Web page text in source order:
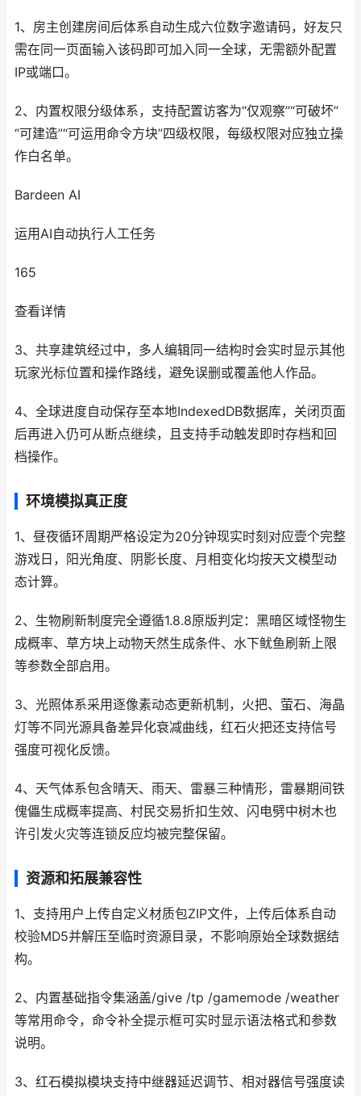
1、房主创建房间后体系自动生成六位数字邀请码，好友只
需在同一页面输入该码即可加入同一全球，无需额外配置
IP或端口。
2、内置权限分级体系，支持配置访客为“仅观察”“可破坏”
“可建造”“可运用命令方块”四级权限，每级权限对应独立操
作白名单。
Bardeen AI
运用AI自动执行人工任务
165
查看详情
3、共享建筑经过中，多人编辑同一结构时会实时显示其他
玩家光标位置和操作路线，避免误删或覆盖他人作品。
4、全球进度自动保存至本地IndexedDB数据库，关闭页面
后再进入仍可从断点继续，且支持手动触发即时存档和回
档操作。
环境模拟真正度
1、昼夜循环周期严格设定为20分钟现实时刻对应壹个完整
游戏日，阳光角度、阴影长度、月相变化均按天文模型动
态计算。
2、生物刷新制度完全遵循1.8.8原版判定：黑暗区域怪物生
成概率、草方块上动物天然生成条件、水下鱿鱼刷新上限
等参数全部启用。
3、光照体系采用逐像素动态更新机制，火把、萤石、海晶
灯等不同光源具备差异化衰减曲线，红石火把还支持信号
强度可视化反馈。
4、天气体系包含晴天、雨天、雷暴三种情形，雷暴期间铁
傀儡生成概率提高、村民交易折扣生效、闪电劈中树木也
许引发火灾等连锁反应均被完整保留。
资源和拓展兼容性
1、支持用户上传自定义材质包ZIP文件，上传后体系自动
校验MD5并解压至临时资源目录，不影响原始全球数据结
构。
2、内置基础指令集涵盖/give /tp /gamemode /weather
等常用命令，命令补全提示框可实时显示语法格式和参数
说明。
3、红石模拟模块支持中继器延迟调节、相对器信号强度读